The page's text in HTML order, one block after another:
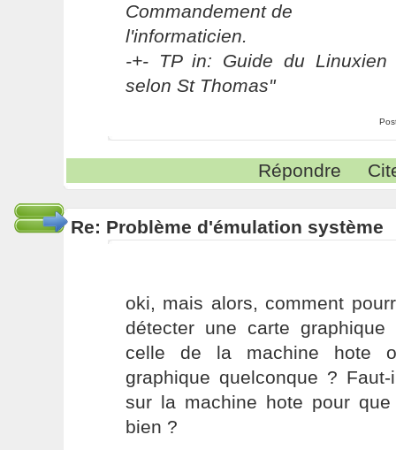
Commandement de
l'informaticien.
-+- TP in: Guide du Linuxien
selon St Thomas"
Répondre
Re: Problème d'émulation système
oki, mais alors, comment
détecter une carte
celle de la machine hote
graphique quelconque ?
sur la machine hote pour
bien ?